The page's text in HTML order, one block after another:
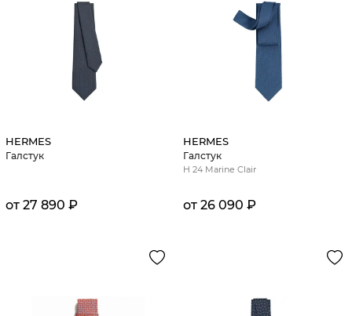
HERMES
Галстук
от 27 890 ₽
HERMES
Галстук
H 24 Marine Clair
от 26 090 ₽